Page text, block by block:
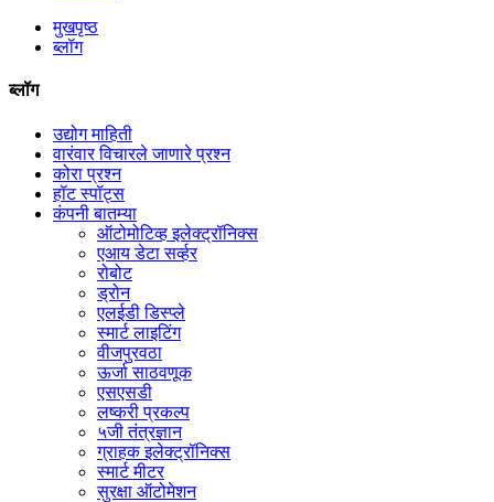
मुखपृष्ठ
ब्लॉग
ब्लॉग
उद्योग माहिती
वारंवार विचारले जाणारे प्रश्न
कोरा प्रश्न
हॉट स्पॉट्स
कंपनी बातम्या
ऑटोमोटिव्ह इलेक्ट्रॉनिक्स
एआय डेटा सर्व्हर
रोबोट
ड्रोन
एलईडी डिस्प्ले
स्मार्ट लाइटिंग
वीजपुरवठा
ऊर्जा साठवणूक
एसएसडी
लष्करी प्रकल्प
५जी तंत्रज्ञान
ग्राहक इलेक्ट्रॉनिक्स
स्मार्ट मीटर
सुरक्षा ऑटोमेशन